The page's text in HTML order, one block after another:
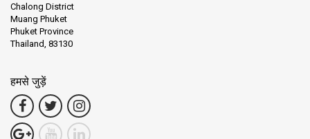
Chalong District
Muang Phuket
Phuket Province
Thailand, 83130
हमसे जुड़ें